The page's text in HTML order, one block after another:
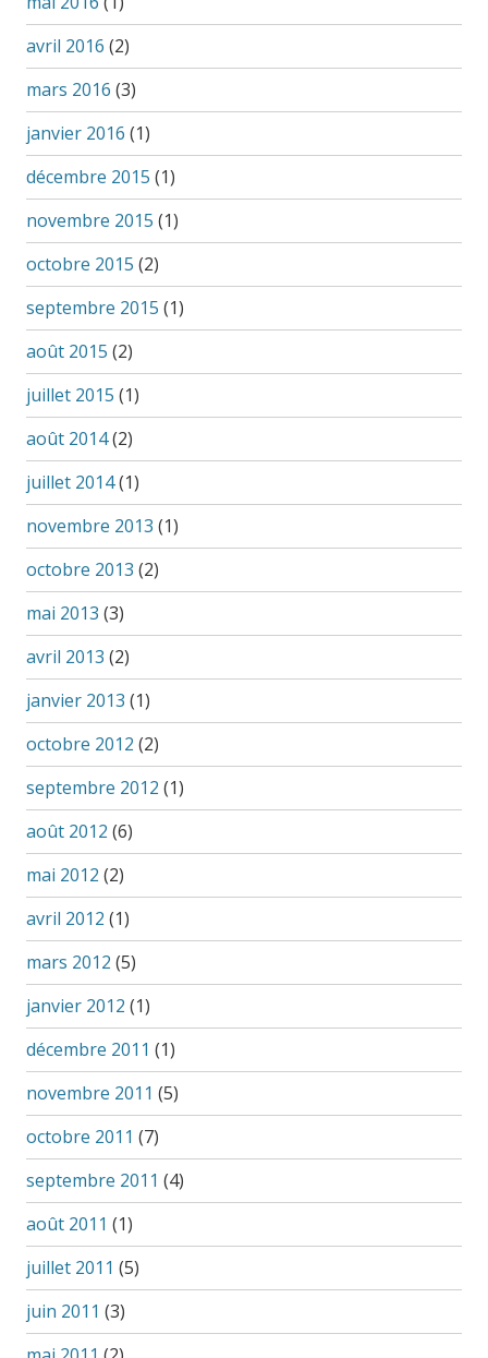
avril 2016 (2)
mars 2016 (3)
janvier 2016 (1)
décembre 2015 (1)
novembre 2015 (1)
octobre 2015 (2)
septembre 2015 (1)
août 2015 (2)
juillet 2015 (1)
août 2014(2)
juillet 2014(1)
novembre 2013 (1)
octobre 2013 (2)
mai 2013 (3)
avril 2013 (2)
janvier 2013 (1)
octobre 2012 (2)
septembre 2012 (1)
août 2012 (6)
mai 2012 (2)
avril 2012 (1)
mars 2012 (5)
janvier 2012 (1)
décembre 2011 (1)
novembre 2011 (5)
octobre 2011 (7)
septembre 2011 (4)
août 2011 (1)
juillet 2011 (5)
juin 2011 (3)